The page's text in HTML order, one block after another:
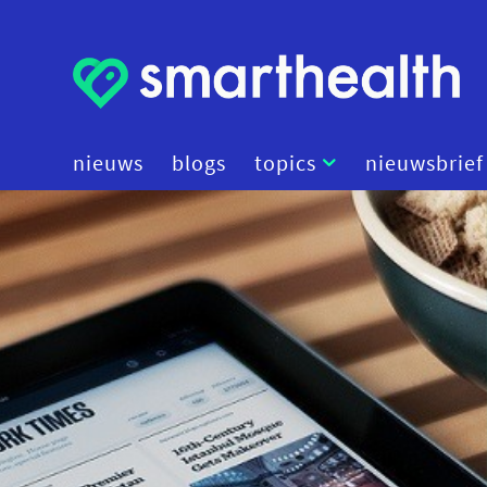
nieuws blogs topics
artificial intelligence
beleid
cybersecurity
data
diagnostiek
digital therapeutics
nieuwsbrief